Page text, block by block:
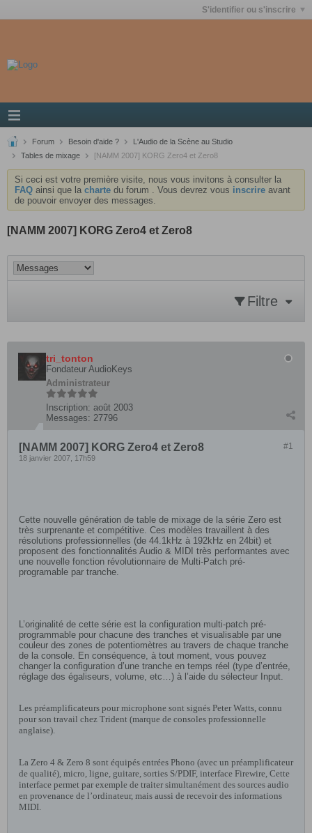
S'identifier ou s'inscrire
Forum Besoin d'aide ?
L'Audio de la Scène au Studio
Tables de mixage
[NAMM 2007] KORG Zero4 et Zero8
Si ceci est votre première visite, nous vous invitons à consulter la
FAQ ainsi que la charte du forum . Vous devrez vous inscrire avant
de pouvoir envoyer des messages.
[NAMM 2007] KORG Zero4 et Zero8
Filtre
tri_tonton
Fondateur AudioKeys
Administrateur
Inscription: août 2003
Messages: 27796
#1
[NAMM 2007] KORG Zero4 et Zero8
18 janvier 2007, 17h59
Cette nouvelle génération de table de mixage de la série Zero est
très surprenante et compétitive. Ces modèles travaillent à des
résolutions professionnelles (de 44.1kHz à 192kHz en 24bit) et
proposent des fonctionnalités Audio & MIDI très performantes avec
une nouvelle fonction révolutionnaire de Multi-Patch pré-
programable par tranche.
L’originalité de cette série est la configuration multi-patch pré-
programmable pour chacune des tranches et visualisable par une
couleur des zones de potentiomètres au travers de chaque tranche
de la console. En conséquence, à tout moment, vous pouvez
changer la configuration d’une tranche en temps réel (type d’entrée,
réglage des égaliseurs, volume, etc…) à l’aide du sélecteur Input.
Les préamplificateurs pour microphone sont signés Peter Watts, connu
pour son travail chez Trident (marque de consoles professionnelle
anglaise).
La Zero 4 & Zero 8 sont équipés entrées Phono (avec un préamplificateur
de qualité), micro, ligne, guitare, sorties S/PDIF, interface Firewire, Cette
interface permet par exemple de traiter simultanément des sources audio
en provenance de l’ordinateur, mais aussi de recevoir des informations
MIDI.